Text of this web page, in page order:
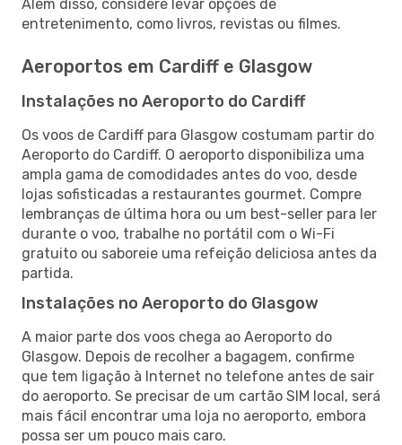
Além disso, considere levar opções de
entretenimento, como livros, revistas ou filmes.
Aeroportos em Cardiff e Glasgow
Instalações no Aeroporto do Cardiff
Os voos de Cardiff para Glasgow costumam partir do
Aeroporto do Cardiff. O aeroporto disponibiliza uma
ampla gama de comodidades antes do voo, desde
lojas sofisticadas a restaurantes gourmet. Compre
lembranças de última hora ou um best-seller para ler
durante o voo, trabalhe no portátil com o Wi-Fi
gratuito ou saboreie uma refeição deliciosa antes da
partida.
Instalações no Aeroporto do Glasgow
A maior parte dos voos chega ao Aeroporto do
Glasgow. Depois de recolher a bagagem, confirme
que tem ligação à Internet no telefone antes de sair
do aeroporto. Se precisar de um cartão SIM local, será
mais fácil encontrar uma loja no aeroporto, embora
possa ser um pouco mais caro.